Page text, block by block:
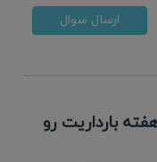
ارسال سوال
بارداریت رو